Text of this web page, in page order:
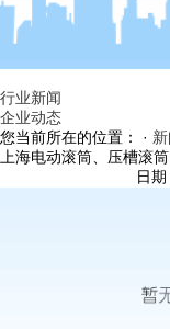
行业新闻
企业动态
您当前所在的位置： ·
上海电动滚筒、压槽滚
日